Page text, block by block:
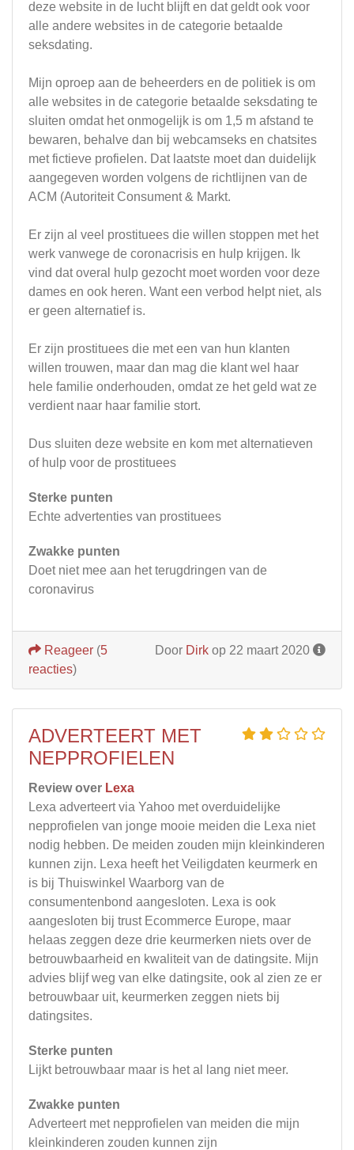
deze website in de lucht blijft en dat geldt ook voor
alle andere websites in de categorie betaalde
seksdating.
Mijn oproep aan de beheerders en de politiek is om
alle websites in de categorie betaalde seksdating te
sluiten omdat het onmogelijk is om 1,5 m afstand te
bewaren, behalve dan bij webcamseks en chatsites
met fictieve profielen. Dat laatste moet dan duidelijk
aangegeven worden volgens de richtlijnen van de
ACM (Autoriteit Consument & Markt.
Er zijn al veel prostituees die willen stoppen met het
werk vanwege de coronacrisis en hulp krijgen. Ik
vind dat overal hulp gezocht moet worden voor deze
dames en ook heren. Want een verbod helpt niet, als
er geen alternatief is.
Er zijn prostituees die met een van hun klanten
willen trouwen, maar dan mag die klant wel haar
hele familie onderhouden, omdat ze het geld wat ze
verdient naar haar familie stort.
Dus sluiten deze website en kom met alternatieven
of hulp voor de prostituees
Sterke punten
Echte advertenties van prostituees
Zwakke punten
Doet niet mee aan het terugdringen van de
coronavirus
Door Dirk op 22 maart 2020
Reageer (5
reacties)
ADVERTEERT MET
NEPPROFIELEN
Review over Lexa
Lexa adverteert via Yahoo met overduidelijke
nepprofielen van jonge mooie meiden die Lexa niet
nodig hebben. De meiden zouden mijn kleinkinderen
kunnen zijn. Lexa heeft het Veiligdaten keurmerk en
is bij Thuiswinkel Waarborg van de
consumentenbond aangesloten. Lexa is ook
aangesloten bij trust Ecommerce Europe, maar
helaas zeggen deze drie keurmerken niets over de
betrouwbaarheid en kwaliteit van de datingsite. Mijn
advies blijf weg van elke datingsite, ook al zien ze er
betrouwbaar uit, keurmerken zeggen niets bij
datingsites.
Sterke punten
Lijkt betrouwbaar maar is het al lang niet meer.
Zwakke punten
Adverteert met nepprofielen van meiden die mijn
kleinkinderen zouden kunnen zijn